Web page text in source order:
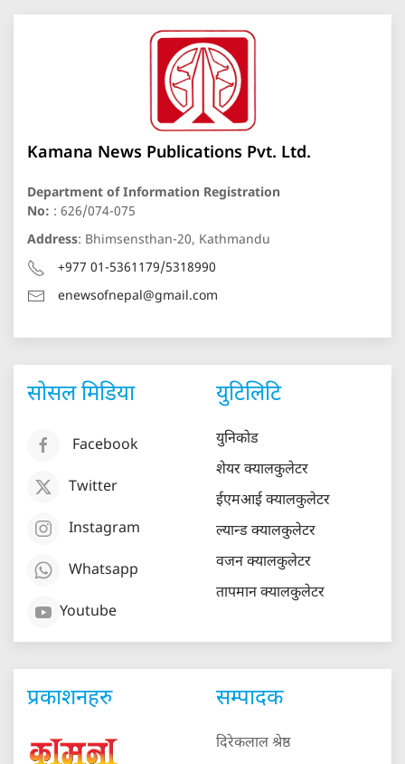
Kamana News Publications Pvt. Ltd.
Department of Information Registration
No: : 626/074-075
Address: Bhimsensthan-20, Kathmandu
+977 01-5361179/5318990
enewsofnepal@gmail.com
सोसल मिडिया
Facebook
Twitter
Instagram
Whatsapp
Youtube
युटिलिटि
युनिकोड
शेयर क्यालकुलेटर
ईएमआई क्यालकुलेटर
ल्यान्ड क्यालकुलेटर
वजन क्यालकुलेटर
तापमान क्यालकुलेटर
प्रकाशनहरु सम्पादक
दिरेकलाल श्रेष्ठ